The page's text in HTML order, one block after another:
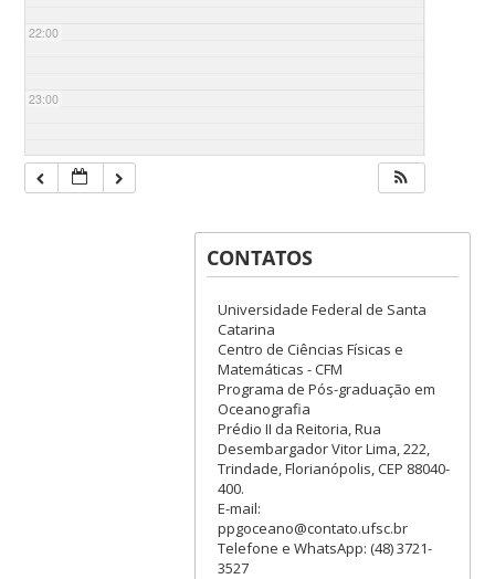
22:00
23:00
CONTATOS
Universidade Federal de Santa
Catarina
Centro de Ciências Físicas e
Matemáticas - CFM
Programa de Pós-graduação em
Oceanografia
Prédio II da Reitoria, Rua
Desembargador Vitor Lima, 222,
Trindade, Florianópolis, CEP 88040-
400.
E-mail:
ppgoceano@contato.ufsc.br
Telefone e WhatsApp: (48) 3721-
3527